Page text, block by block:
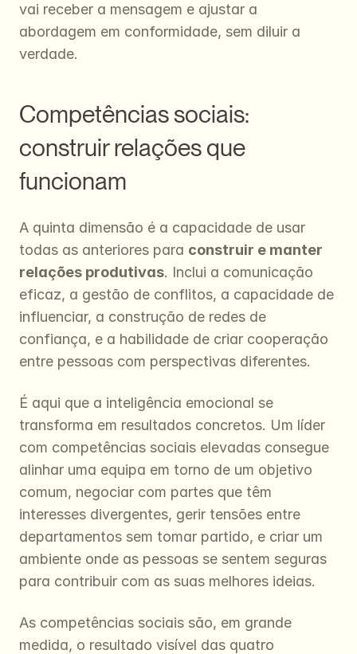
vai receber a mensagem e ajustar a
abordagem em conformidade, sem diluir a
verdade.
Competências sociais:
construir relações que
funcionam
A quinta dimensão é a capacidade de usar
todas as anteriores para construir e manter
relações produtivas. Inclui a comunicação
eficaz, a gestão de conflitos, a capacidade de
influenciar, a construção de redes de
confiança, e a habilidade de criar cooperação
entre pessoas com perspectivas diferentes.
É aqui que a inteligência emocional se
transforma em resultados concretos. Um líder
com competências sociais elevadas consegue
alinhar uma equipa em torno de um objetivo
comum, negociar com partes que têm
interesses divergentes, gerir tensões entre
departamentos sem tomar partido, e criar um
ambiente onde as pessoas se sentem seguras
para contribuir com as suas melhores ideias.
As competências sociais são, em grande
medida, o resultado visível das quatro